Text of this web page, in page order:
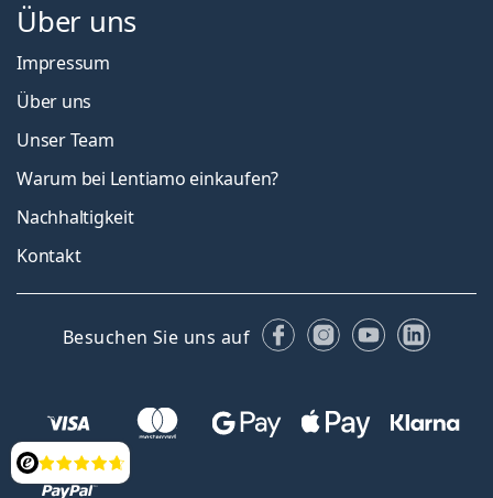
Bewertung
Über uns
Impressum
Über uns
Unser Team
Warum bei Lentiamo einkaufen?
Nachhaltigkeit
Kontakt
Besuchen Sie uns auf FacebookInstagram
YouTube